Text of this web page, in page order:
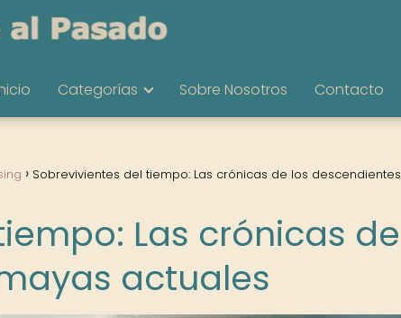
Categorías Sobre Nosotros Contacto
Sobrevivientes del tiempo: Las crónicas de los descendientes
Las crónicas de
actuales